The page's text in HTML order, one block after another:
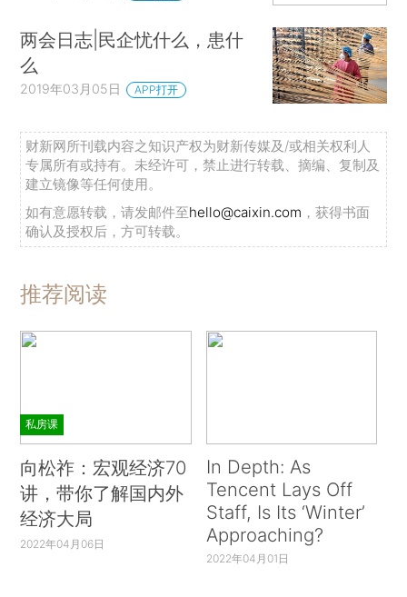
两会日志|民企忧什么，患什
么
2019年03月05日 APP打开
财新网所刊载内容之知识产权为财新传媒及/或相关权利人
专属所有或持有。未经许可，禁止进行转载、摘编、复制及
建立镜像等任何使用。
如有意愿转载，请发邮件至hello@caixin.com ，获得书面
确认及授权后，方可转载。
推荐阅读
私房课
向松祚：宏观经济70
讲，带你了解国内外
经济大局
2022年04月06日
In Depth: As
Tencent Lays Off
Staff, Is Its ‘Winter’
Approaching?
2022年04月01日